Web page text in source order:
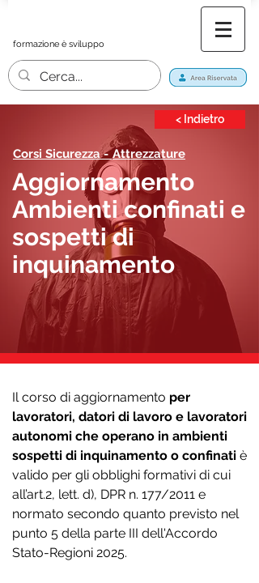
formazione è sviluppo
< Indietro
Corsi Sicurezza -Attrezzature
Aggiornamento
Ambienti confinati e
sospetti di
inquinamento
Il corso di aggiornamento per
lavoratori, datori di lavoro e lavoratori
autonomi che operano in ambienti
sospetti di inquinamento o confinati è
valido per gli obblighi formativi di cui
all’art.2, lett. d), DPR n. 177/2011 e
normato secondo quanto previsto nel
punto 5 della parte III dell'Accordo
Stato-Regioni 2025.